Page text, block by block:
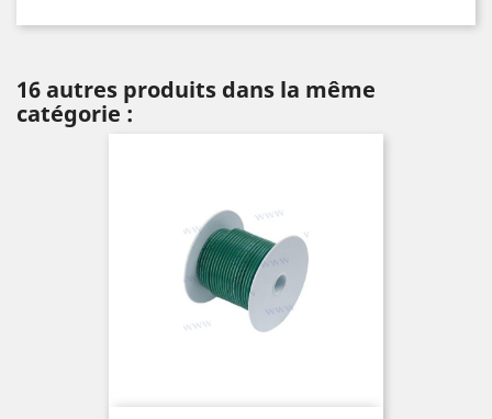
16 autres produits dans la même
catégorie :